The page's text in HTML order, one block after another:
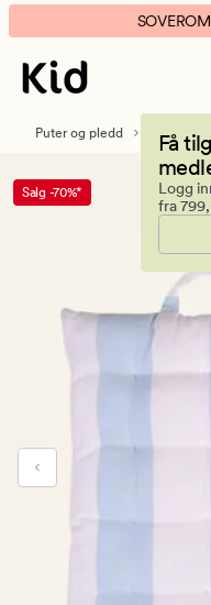
Smillan
sittepute
himmelblå
banner.
Klikk
ESCAPE
pause.
Få
Logg
fra
Puter og pledd Stolputer
Salg -70%*